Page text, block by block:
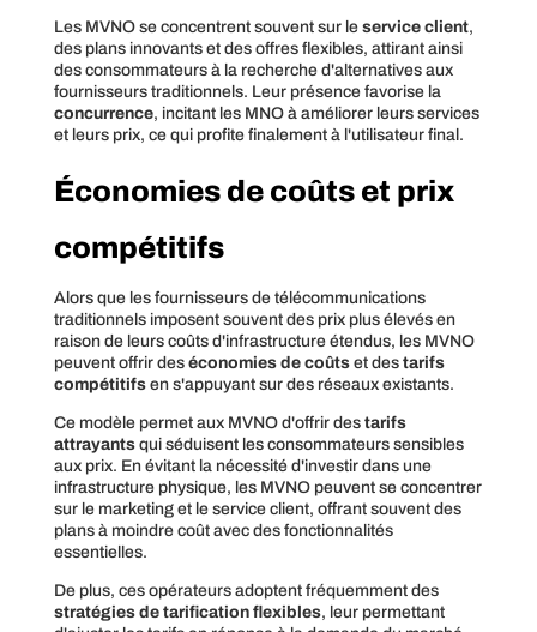
Les MVNO se concentrent souvent sur le service client,
des plans innovants et des offres flexibles, attirant ainsi
des consommateurs à la recherche d'alternatives aux
fournisseurs traditionnels. Leur présence favorise la
concurrence, incitant les MNO à améliorer leurs services
et leurs prix, ce qui profite finalement à l'utilisateur final.
Économies de coûts et prix
compétitifs
Alors que les fournisseurs de télécommunications
traditionnels imposent souvent des prix plus élevés en
raison de leurs coûts d'infrastructure étendus, les MVNO
peuvent offrir des économies de coûtset des tarifs
compétitifsen s'appuyant sur des réseaux existants.
Ce modèle permet aux MVNO d'offrir des tarifs
attrayantsqui séduisent les consommateurs sensibles
aux prix. En évitant la nécessité d'investir dans une
infrastructure physique, les MVNO peuvent se concentrer
sur le marketing et le service client, offrant souvent des
plans à moindre coût avec des fonctionnalités
essentielles.
De plus, ces opérateurs adoptent fréquemment des
stratégies de tarification flexibles, leur permettant